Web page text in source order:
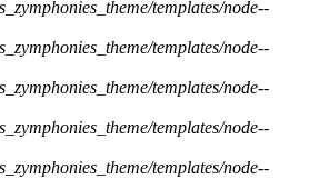
templates/node--
templates/node--
templates/node--
templates/node--
templates/node--